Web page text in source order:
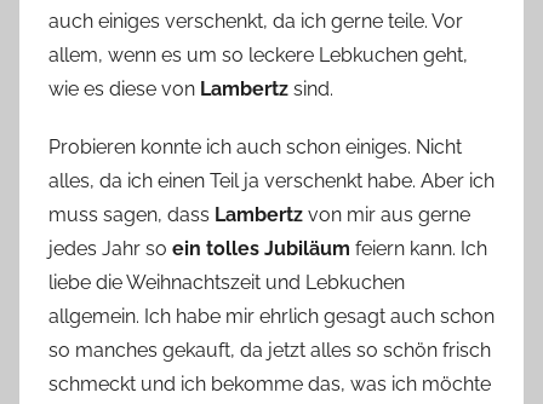
auch einiges verschenkt, da ich gerne teile. Vor
allem, wenn es um so leckere Lebkuchen geht,
wie es diese von Lambertz sind.
Probieren konnte ich auch schon einiges. Nicht
alles, da ich einen Teil ja verschenkt habe. Aber ich
muss sagen, dass Lambertz von mir aus gerne
jedes Jahr so ein tolles Jubiläum feiern kann. Ich
liebe die Weihnachtszeit und Lebkuchen
allgemein. Ich habe mir ehrlich gesagt auch schon
so manches gekauft, da jetzt alles so schön frisch
schmeckt und ich bekomme das, was ich möchte